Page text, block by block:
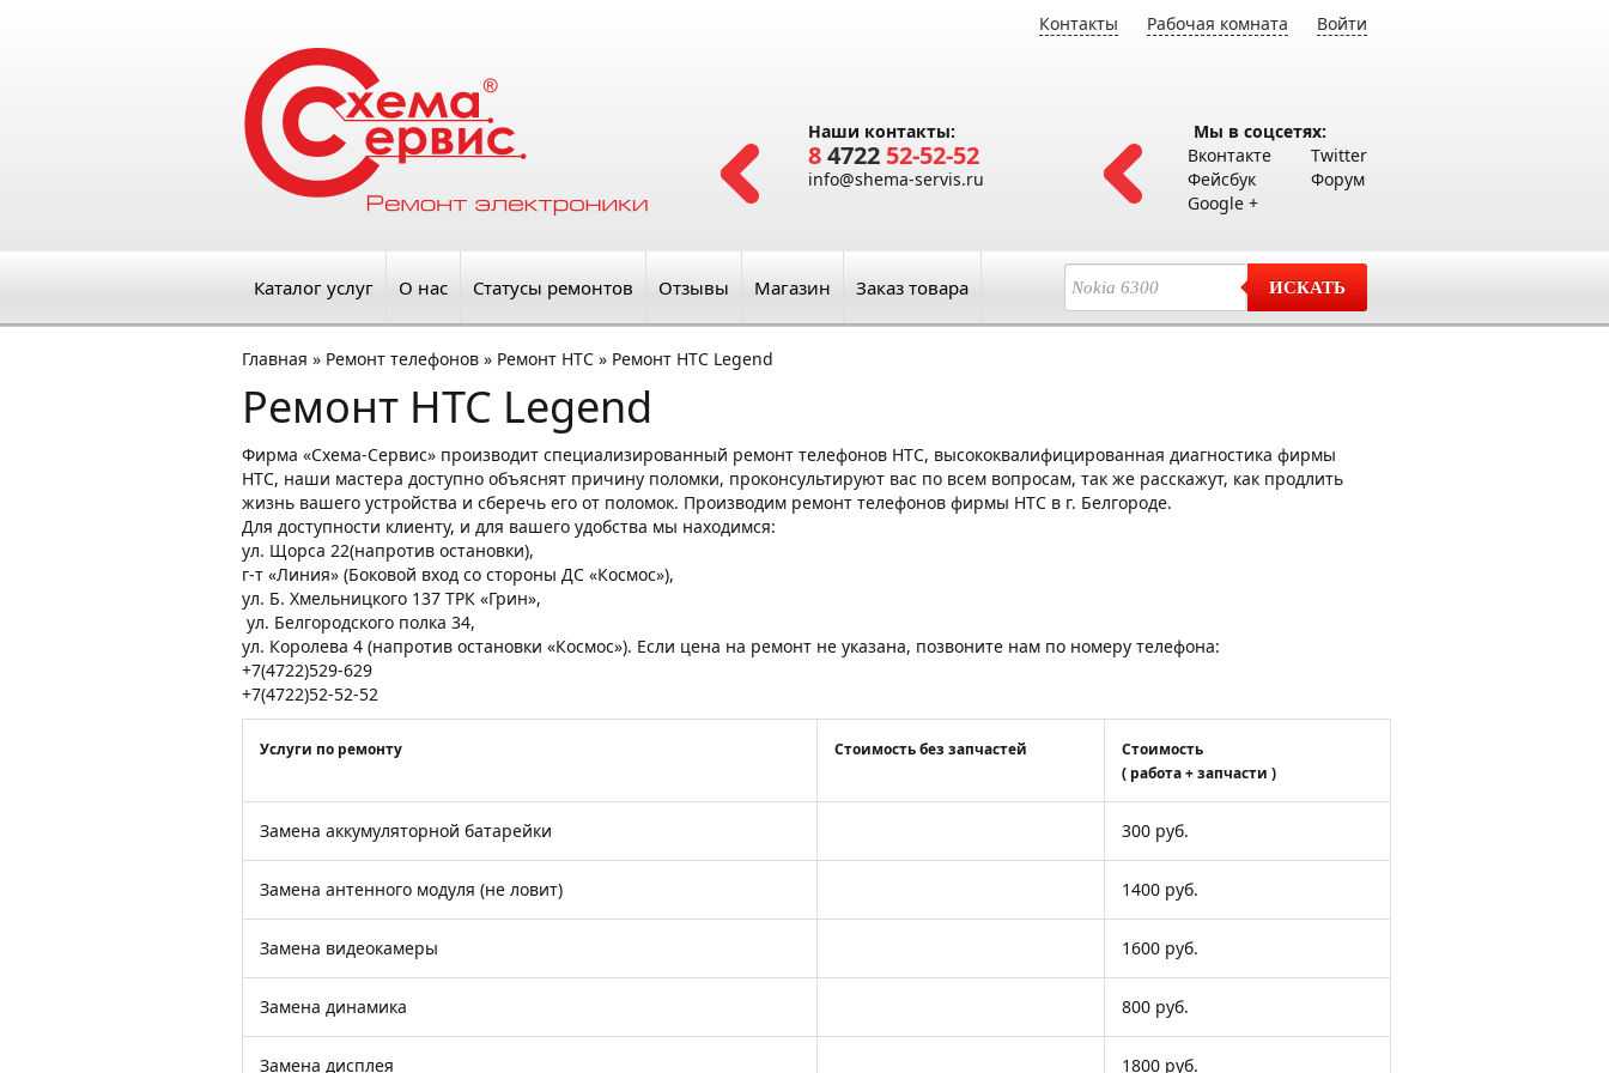
Контакты Рабочая комната Войти
Наши контакты:
84722 52-52-52
info@shema-servis.ru
Мы в соцсетях:
Вконтакте
Фейсбук
Google +
Twitter
Форум
Каталог услуг О нас Статусы ремонтов Отзывы Магазин Заказ товара ИСКАТЬ
Главная » Ремонт телефонов » Ремонт HTC » Ремонт HTC Legend
Ремонт HTC Legend
Фирма «Схема-Сервис» производит специализированный ремонт телефонов HTC, высококвалифицированная диагностика фирмы
HTC, наши мастера доступно объяснят причину поломки, проконсультируют вас по всем вопросам, так же расскажут, как продлить
жизнь вашего устройства и сберечь его от поломок. Производим ремонт телефонов фирмы HTC в г. Белгороде.
Для доступности клиенту, и для вашего удобства мы находимся:
ул. Щорса 22(напротив остановки),
г-т «Линия» (Боковой вход со стороны ДС «Космос»),
ул. Б. Хмельницкого 137 ТРК «Грин»,
ул. Белгородского полка 34,
ул. Королева 4 (напротив остановки «Космос»). Если цена на ремонт не указана, позвоните нам по номеру телефона:
+7(4722)529-629
+7(4722)52-52-52
Услуги по ремонту Стоимость без запчастей
Стоимость
( работа + запчасти )
Замена аккумуляторной батарейки 300 руб.
Замена антенного модуля (не ловит) 1400 руб.
Замена видеокамеры 1600 руб.
Замена динамика 800 руб.
Замена дисплея 1800 руб.